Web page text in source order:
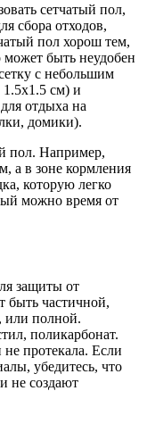
сетчатый пол,
сбора отходов,
пол хорош тем,
быть неудобен
с небольшим
см) и
отдыха на
домики).
пол. Например,
а в зоне кормления
которую легко
можно время от
защиты от
частичной,
или полной.
поликарбонат.
протекала. Если
убедитесь, что
не создают